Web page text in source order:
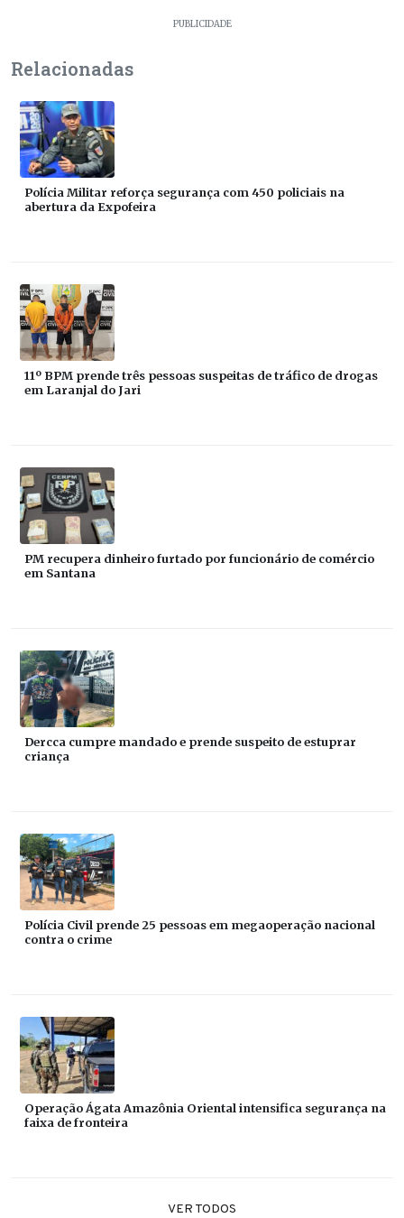
PUBLICIDADE
Relacionadas
Polícia Militar reforça segurança com 450 policiais na
abertura da Expofeira
11º BPM prende três pessoas suspeitas de tráfico de drogas
em Laranjal do Jari
PM recupera dinheiro furtado por funcionário de comércio
em Santana
Dercca cumpre mandado e prende suspeito de estuprar
criança
Polícia Civil prende 25 pessoas em megaoperação nacional
contra o crime
Operação Ágata Amazônia Oriental intensifica segurança na
faixa de fronteira
VER TODOS